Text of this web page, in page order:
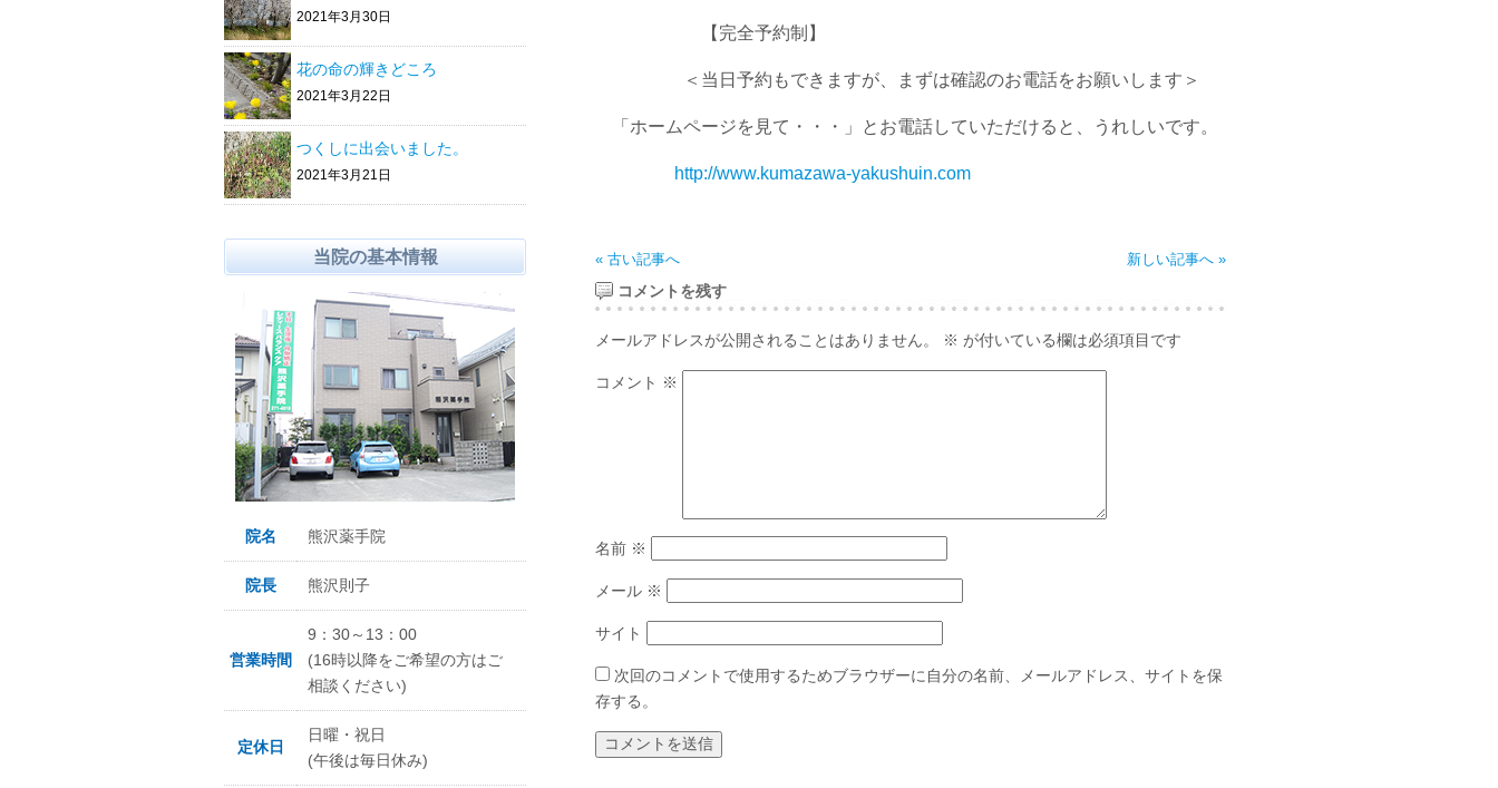
【完全予約制】
＜当日予約もできますが、まずは確認のお電話をお願いします＞
「ホームページを見て・・・」とお電話していただけると、うれしいです。
http://www.kumazawa-yakushuin.com
« 古い記事へ 新しい記事へ »
コメントを残す
メールアドレスが公開されることはありません。 ※ が付いている欄は必須項目です
コメント ※
名前 ※
メール ※
サイト
次回のコメントで使用するためブラウザーに自分の名前、メールアドレス、サイトを保
存する。
2021年3月30日
花の命の輝きどころ
2021年3月22日
つくしに出会いました。
2021年3月21日
当院の基本情報
院名 熊沢薬手院
院長 熊沢則子
営業時間
9：30～13：00
(16時以降をご希望の方はご
相談ください)
定休日
日曜・祝日
(午後は毎日休み)